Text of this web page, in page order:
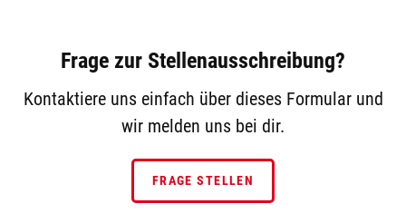
Frage zur Stellenausschreibung?
Kontaktiere uns einfach über dieses Formular und
wir melden uns bei dir.
FRAGE STELLEN